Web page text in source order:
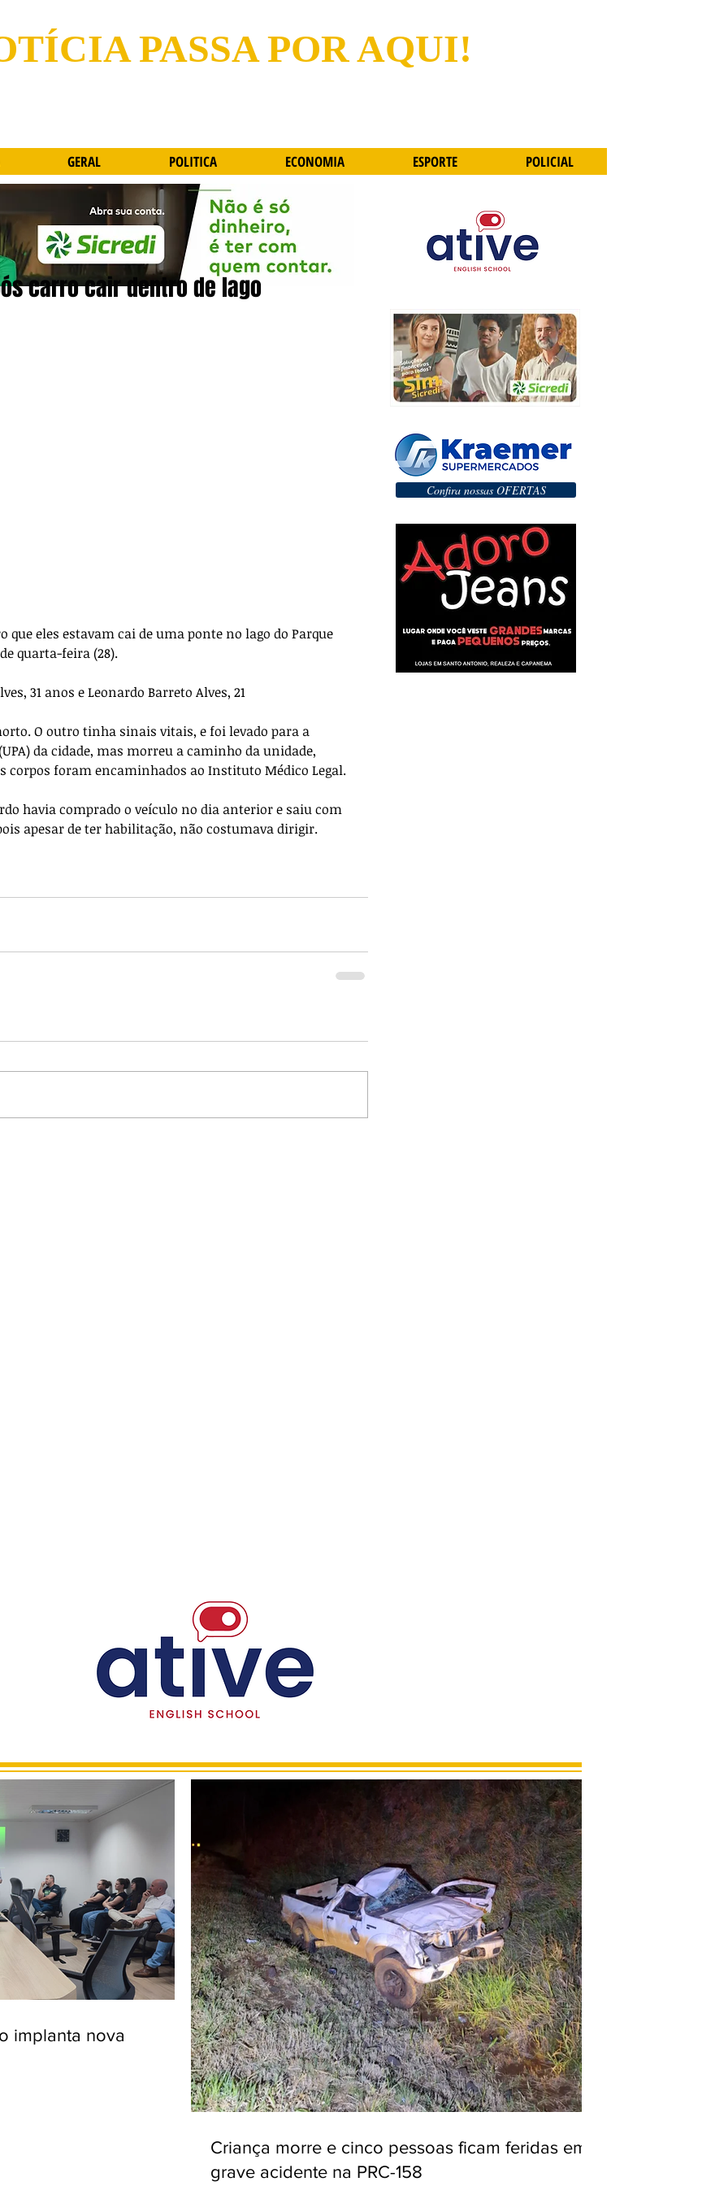
PASSA POR AQUI!
carro cair dentro de lago
eles estavam cai de uma ponte no lago do Parque
quarta-feira (28).
31 anos e Leonardo Barreto Alves, 21
O outro tinha sinais vitais, e foi levado para a
da cidade, mas morreu a caminho da unidade,
corpos foram encaminhados ao Instituto Médico Legal.
havia comprado o veículo no dia anterior e saiu com
apesar de ter habilitação, não costumava dirigir.
Confira nossas OFERTAS
implanta nova
Criança morre e cinco pessoas ficam feridas em
grave acidente na PRC-158
GERAL POLITICA ECONOMIA ESPORTE POLICIAL